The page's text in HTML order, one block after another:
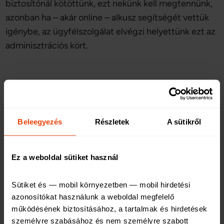
Beleegyezés Részletek A sütikről
Ez a weboldal sütiket használ
Sütiket és — mobil környezetben — mobil hirdetési
azonosítókat használunk a weboldal megfelelő
működésének biztosításához, a tartalmak és hirdetések
személyre szabásához és nem személyre szabott
biztosítónál kötöttünk, ezt nekünk kell megtennünk,
azonban ha – akár online – alkusz segítségét vettük
igénybe, az ügyfélszolgálat elvégzi helyettünk ezt az
adminisztrációs kört.
Oszd meg másokkal
A következő cikkek érdekelhetnek